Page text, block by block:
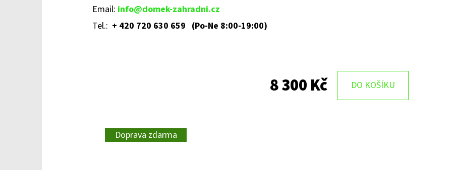
Email: info@domek-zahradni.cz
Tel.: + 420 720 630 659 (Po-Ne 8:00-19:00)
8 300 Kč DO KOŠÍKU
Doprava zdarma